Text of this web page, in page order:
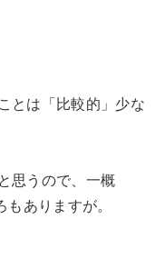
とは「比較的」少な
思うので、一概
ありますが。